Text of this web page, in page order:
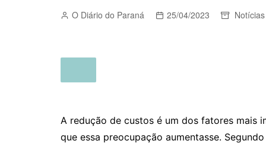
O Diário do Paraná 25/04/2023
A redução de custos é um dos fatores mais
que essa preocupação aumentasse. Segundo